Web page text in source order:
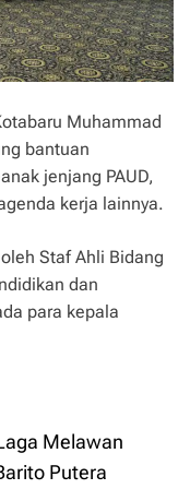
Muhammad
bantuan
jenjang PAUD,
kerja lainnya.
Staf Ahli Bidang
dan
para kepala
Melawan
Putera